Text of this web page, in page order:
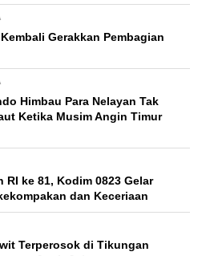
Gerakkan Pembagian
Himbau Para Nelayan Tak
Ketika Musim Angin Timur
RI ke 81, Kodim 0823 Gelar
dan Keceriaan
Terperosok di Tikungan